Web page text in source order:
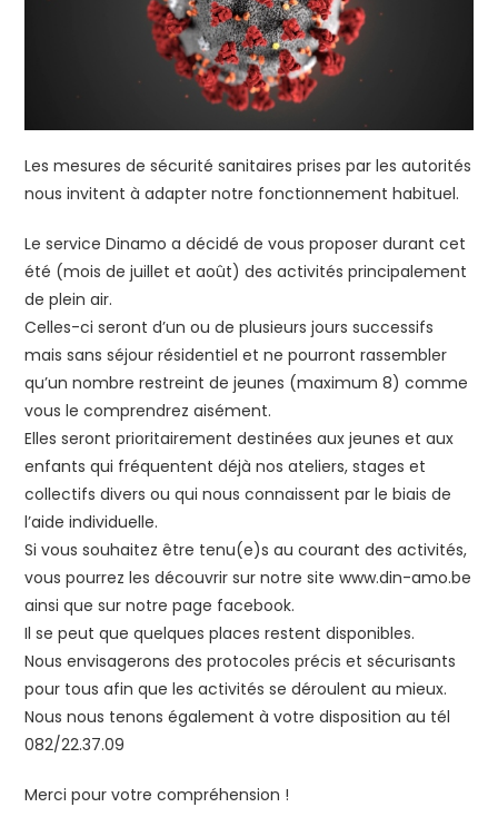
Les mesures de sécurité sanitaires prises par les autorités
nous invitent à adapter notre fonctionnement habituel.
Le service Dinamo a décidé de vous proposer durant cet
été (mois de juillet et août) des activités principalement
de plein air.
Celles-ci seront d’un ou de plusieurs jours successifs
mais sans séjour résidentiel et ne pourront rassembler
qu’un nombre restreint de jeunes (maximum 8) comme
vous le comprendrez aisément.
Elles seront prioritairement destinées aux jeunes et aux
enfants qui fréquentent déjà nos ateliers, stages et
collectifs divers ou qui nous connaissent par le biais de
l’aide individuelle.
Si vous souhaitez être tenu(e)s au courant des activités,
vous pourrez les découvrir sur notre site www.din-amo.be
ainsi que sur notre page facebook.
Il se peut que quelques places restent disponibles.
Nous envisagerons des protocoles précis et sécurisants
pour tous afin que les activités se déroulent au mieux.
Nous nous tenons également à votre disposition au tél
082/22.37.09
Merci pour votre compréhension !